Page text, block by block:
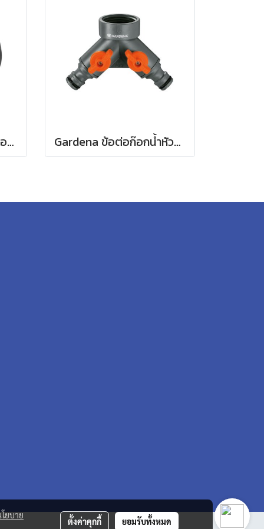
Gardena ข้อต่อสำหรับก๊อกน้ำ ขนาด 3/4" (26.5 มม.) (00921-50) Gardena ข้อต่อก๊อกน้ำหัวแยกสองทาง 26.5 มม. (3/4") (00938-20)
ยบาย
ตั้งค่าคุกกี้ ยอมรับทั้งหมด